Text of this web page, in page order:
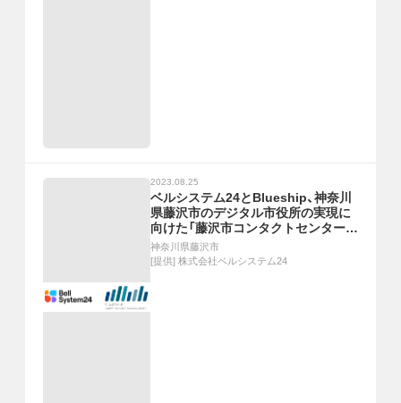
2023.08.25
ベルシステム24とBlueship、神奈川
県藤沢市のデジタル市役所の実現に
向けた「藤沢市コンタクトセンター」
を構築・運用開始
神奈川県藤沢市
[提供] 株式会社ベルシステム24